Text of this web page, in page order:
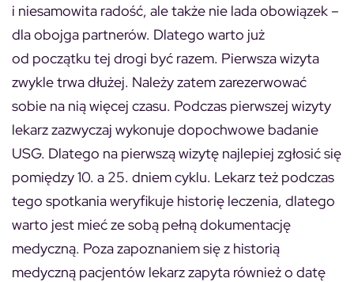
i niesamowita radość, ale także nie lada obowiązek –
dla obojga partnerów. Dlatego warto już
od początku tej drogi być razem. Pierwsza wizyta
zwykle trwa dłużej. Należy zatem zarezerwować
sobie na nią więcej czasu. Podczas pierwszej wizyty
lekarz zazwyczaj wykonuje dopochwowe badanie
USG. Dlatego na pierwszą wizytę najlepiej zgłosić się
pomiędzy 10. a 25. dniem cyklu. Lekarz też podczas
tego spotkania weryfikuje historię leczenia, dlatego
warto jest mieć ze sobą pełną dokumentację
medyczną. Poza zapoznaniem się z historią
medyczną pacjentów lekarz zapyta również o datę